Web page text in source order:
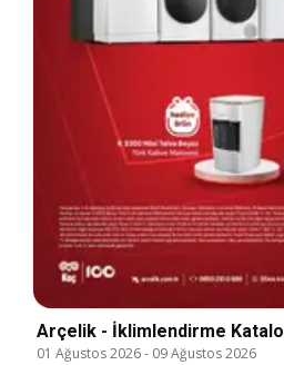
Arçelik - İklimlendirme
01 Ağustos 2026- 09 Ağustos 2026